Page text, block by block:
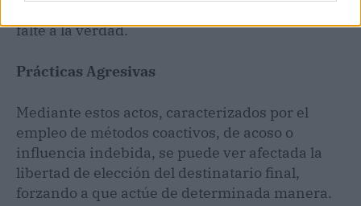
falte a la verdad.
Prácticas Agresivas
Mediante estos actos, caracterizados por el
empleo de métodos coactivos, de acoso o
influencia indebida, se puede ver afectada la
libertad de elección del destinatario final,
forzando a que actúe de determinada manera.